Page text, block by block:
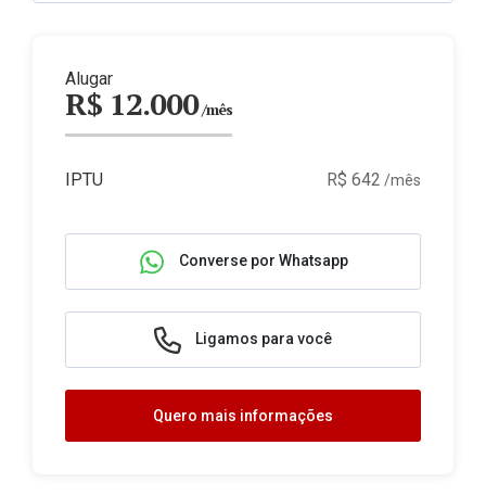
Alugar
R$ 12.000/mês
IPTU R$ 642 /mês
Converse por Whatsapp
Ligamos para você
Quero mais informações